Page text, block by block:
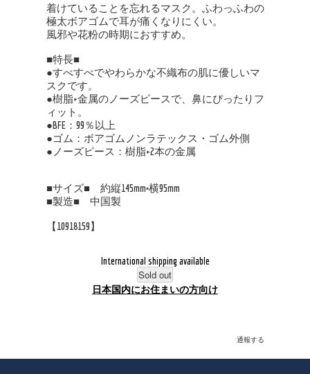
着けていることを忘れるマスク。ふわっふわの
極太ボアゴムで耳が痛くなりにくい。
風邪や花粉の時期におすすめ。
■特長■
●すべすべでやわらかな不織布の肌に優しいマ
スクです。
●樹脂+金属のノーズピースで、鼻にぴったりフ
ィット。
●BFE：99％以上
●ゴム：ボアゴムノンラテックス・ゴム外側
●ノーズピース：樹脂+2本の金属
■サイズ■ 約縦145mm×横95mm
■製造■ 中国製
【10918159】
International shipping available
Sold out
日本国内にお住まいの方向け
通報する